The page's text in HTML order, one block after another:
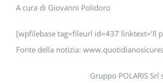
A cura di Giovanni Polidoro
[wpfilebase tag=fileurl id=437 linktext=’Il
Fonte della notizia:
Gruppo POLARIS